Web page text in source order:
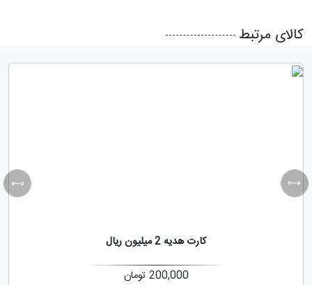
کالای مرتبط
کارت هدیه 2 میلیون ریال
200,000 تومان